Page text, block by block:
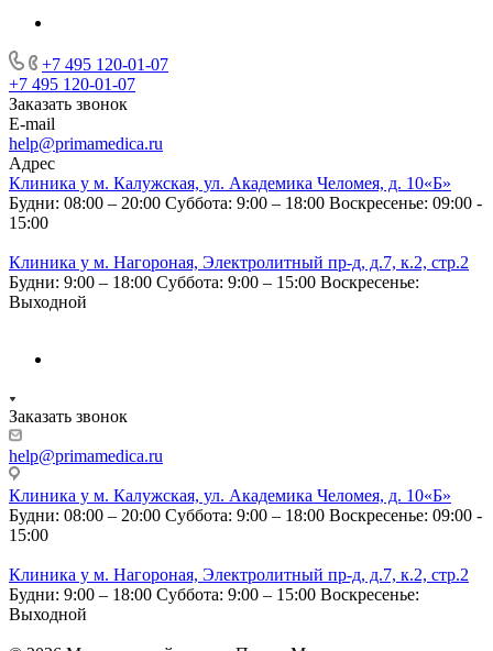
+7 495 120-01-07
+7 495 120-01-07
Заказать звонок
E-mail
help@primamedica.ru
Адрес
Клиника у м. Калужская, ул. Академика Челомея, д. 10«Б»
Будни: 08:00 – 20:00 Суббота: 9:00 – 18:00 Воскресенье: 09:00 -
15:00
Клиника у м. Нагороная, Электролитный пр-д, д.7, к.2, стр.2
Будни: 9:00 – 18:00 Суббота: 9:00 – 15:00 Воскресенье:
Выходной
Заказать звонок
help@primamedica.ru
Клиника у м. Калужская, ул. Академика Челомея, д. 10«Б»
Будни: 08:00 – 20:00 Суббота: 9:00 – 18:00 Воскресенье: 09:00 -
15:00
Клиника у м. Нагороная, Электролитный пр-д, д.7, к.2, стр.2
Будни: 9:00 – 18:00 Суббота: 9:00 – 15:00 Воскресенье:
Выходной